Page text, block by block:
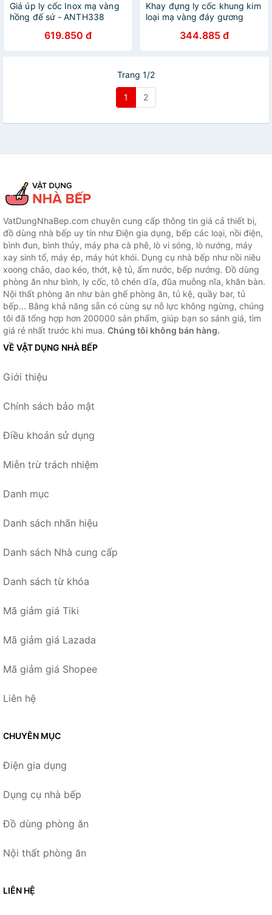
Giá úp ly cốc Inox mạ vàng
hồng đế sứ - ANTH338
619.850 đ
Khay đựng ly cốc khung kim
loại mạ vàng đáy gương
344.885 đ
Trang 1/2
1 2
VatDungNhaBep.com chuyên cung cấp thông tin giá cả thiết bị,
đồ dùng nhà bếp uy tín như Điện gia dụng, bếp các loại, nồi điện,
bình đun, bình thủy, máy pha cà phê, lò vi sóng, lò nướng, máy
xay sinh tố, máy ép, máy hút khói. Dụng cụ nhà bếp như nồi niêu
xoong chảo, dao kéo, thớt, kệ tủ, ấm nước, bếp nướng. Đồ dùng
phòng ăn như bình, ly cốc, tô chén dĩa, đũa muỗng nĩa, khăn bàn.
Nội thất phòng ăn như bàn ghế phòng ăn, tủ kệ, quầy bar, tủ
bếp... Bằng khả năng sẵn có cùng sự nỗ lực không ngừng, chúng
tôi đã tổng hợp hơn 200000 sản phẩm, giúp bạn so sánh giá, tìm
giá rẻ nhất trước khi mua. Chúng tôi không bán hàng.
VỀ VẬT DỤNG NHÀ BẾP
Giới thiệu
Chính sách bảo mật
Điều khoản sử dụng
Miễn trừ trách nhiệm
Danh mục
Danh sách nhãn hiệu
Danh sách Nhà cung cấp
Danh sách từ khóa
Mã giảm giá Tiki
Mã giảm giá Lazada
Mã giảm giá Shopee
Liên hệ
CHUYÊN MỤC
Điện gia dụng
Dụng cụ nhà bếp
Đồ dùng phòng ăn
Nội thất phòng ăn
LIÊN HỆ